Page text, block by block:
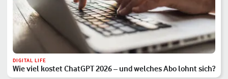
DIGITAL LIFE
Wie viel kostet ChatGPT 2026 – und welches Abo lohnt sich?